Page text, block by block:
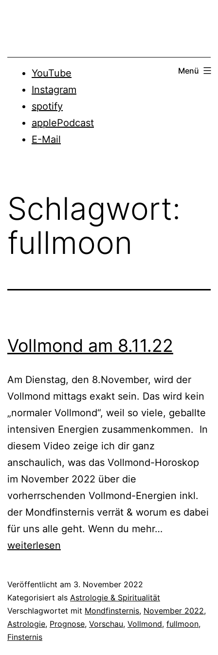
YouTube
Instagram
spotify
applePodcast
E-Mail
Menü
Schlagwort:
fullmoon
Vollmond am 8.11.22
Am Dienstag, den 8.November, wird der
Vollmond mittags exakt sein. Das wird kein
„normaler Vollmond“, weil so viele, geballte
intensiven Energien zusammenkommen. In
diesem Video zeige ich dir ganz
anschaulich, was das Vollmond-Horoskop
im November 2022 über die
vorherrschenden Vollmond-Energien inkl.
der Mondfinsternis verrät & worum es dabei
für uns alle geht. Wenn du mehr…
weiterlesen
Veröffentlicht am 3. November 2022
Kategorisiert als Astrologie & Spiritualität
Verschlagwortet mit Mondfinsternis, November 2022,
Astrologie, Prognose, Vorschau, Vollmond, fullmoon,
Finsternis